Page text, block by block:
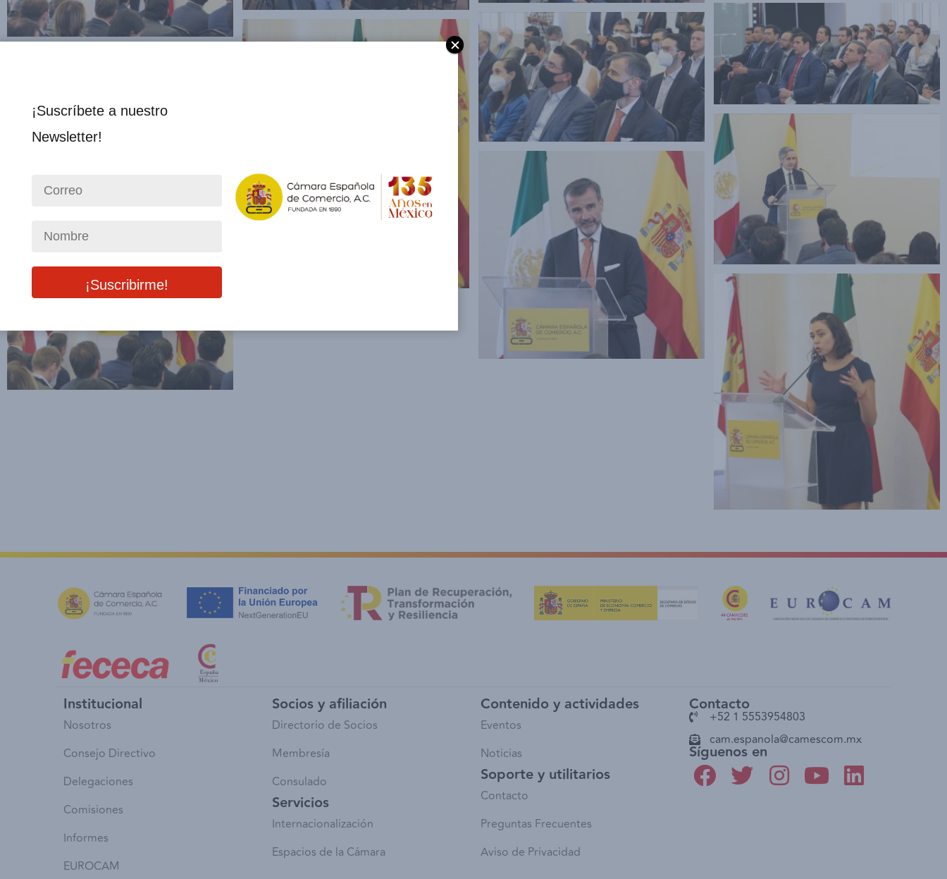
Institucional
Nosotros
Consejo Directivo
Delegaciones
Comisiones
Informes
EUROCAM
Socios y afiliación
Directorio de Socios
Membresía
Consulado
Servicios
Internacionalización
Espacios de la Cámara
Contenido y actividades
Eventos
Noticias
Soporte y utilitarios
Contacto
Preguntas Frecuentes
Aviso de Privacidad
Contacto
+52 1 5553954803
cam.espanola@camescom.mx
Síguenos en
¡Suscríbete a nuestro
Newsletter!